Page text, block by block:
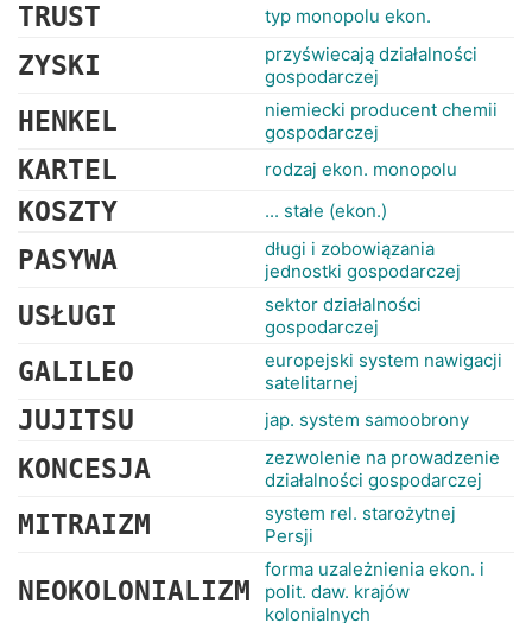
TRUST typ monopolu ekon.
ZYSKI
przyświecają działalności
gospodarczej
HENKEL
niemiecki producent chemii
gospodarczej
KARTEL rodzaj ekon. monopolu
KOSZTY ... stałe (ekon.)
PASYWA
długi i zobowiązania
jednostki gospodarczej
USŁUGI
sektor działalności
gospodarczej
GALILEO
europejski system nawigacji
satelitarnej
JUJITSU jap. system samoobrony
KONCESJA
zezwolenie na prowadzenie
działalności gospodarczej
MITRAIZM
system rel. starożytnej
Persji
NEOKOLONIALIZM
forma uzależnienia ekon. i
polit. daw. krajów
kolonialnych